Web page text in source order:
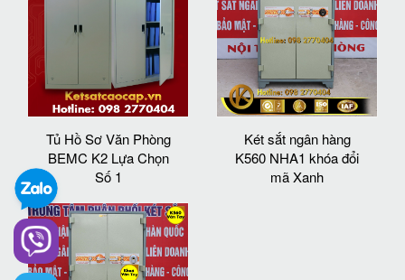
Tủ Hồ Sơ Văn Phòng
BEMC K2 Lựa Chọn
Số 1
Két sắt ngân hàng
K560 NHA1 khóa đổi
mã Xanh